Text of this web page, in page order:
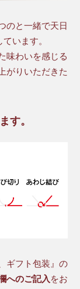
のと一緒で天日
います。
味わいを感じる
がりいただきた
す。
ギフト包装』の
へのご記入 をお